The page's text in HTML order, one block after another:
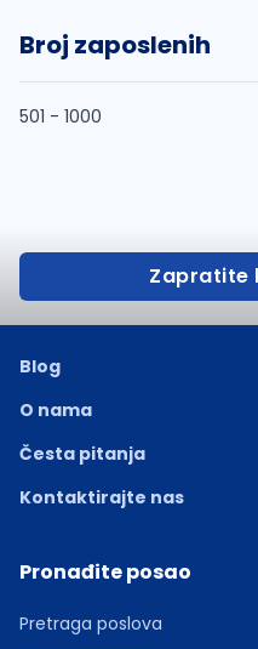
Broj zaposlenih
501 - 1000
Zapratite
Blog
O nama
Česta pitanja
Kontaktirajte nas
Pronađite posao
Pretraga poslova